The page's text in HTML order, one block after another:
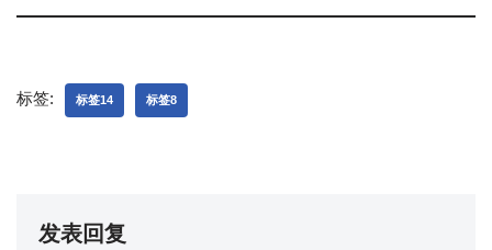
标签: 标签14 标签8
发表回复